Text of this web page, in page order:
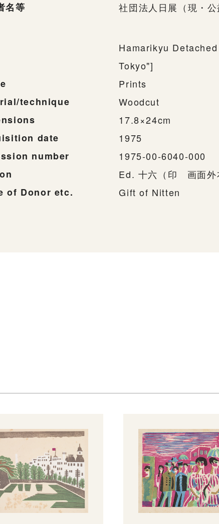
名等
社団法人日展（現・
Hamarikyu
Tokyo"]
Prints
technique
Woodcut
17.8×24cm
date
1975
number
1975-00-6040-000
Ed. 十六（印 画面外
of Donor etc.
Gift of Nitten